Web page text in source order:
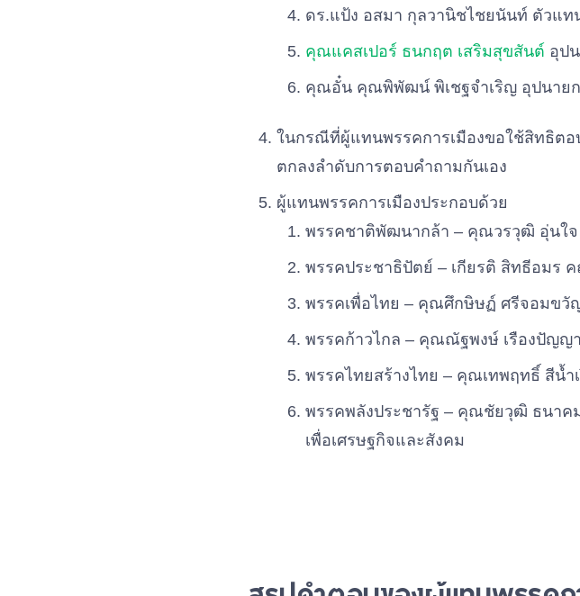
ดร.แป้ง อสมา กุลวานิชไชยนันท์ ตัวแท
คุณแคสเปอร์ ธนกฤต เสริมสุขสันต์ อุป
คุณอั๋น คุณพิพัฒน์ พิเชฐจำเริญ อุปนายก
ในกรณีที่ผู้แทนพรรคการเมืองขอใช้สิทธิต
ตกลงลำดับการตอบคำถามกันเอง
ผู้แทนพรรคการเมืองประกอบด้วย
พรรคชาติพัฒนากล้า – คุณวรวุฒิ อุ่นใจ
พรรคประชาธิปัตย์ – เกียรติ สิทธีอมร
พรรคเพื่อไทย – คุณศึกษิษฏ์ ศรีจอมขวั
พรรคก้าวไกล – คุณณัฐพงษ์ เรืองปัญ
พรรคไทยสร้างไทย – คุณเทพฤทธิ์ สีน้ำ
พรรคพลังประชารัฐ – คุณชัยวุฒิ ธนาค
เพื่อเศรษฐกิจและสังคม